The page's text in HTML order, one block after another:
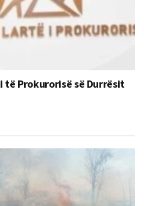
të Prokurorisë së Durrësit